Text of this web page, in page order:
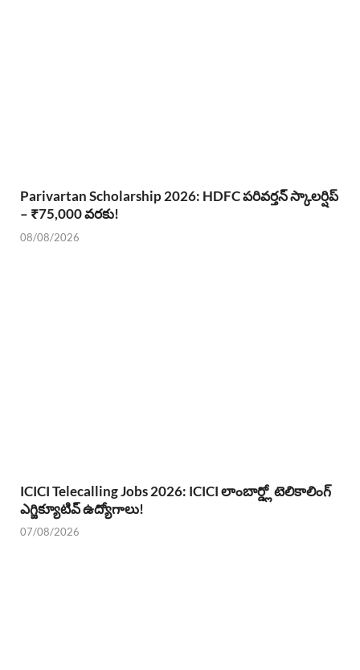
Parivartan Scholarship 2026: HDFC పరివర్తన్ స్కాలర్షిప్
– ₹75,000 వరకు!
08/08/2026
ICICI Telecalling Jobs 2026: ICICI లాంబార్డ్లో టెలికాలింగ్
ఎగ్జిక్యూటివ్ ఉద్యోగాలు!
07/08/2026